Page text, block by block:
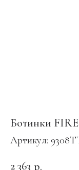
Ботинки
Артикул:
2 363 р.